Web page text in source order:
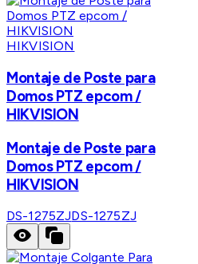
HIKVISION
Montaje de Poste para
Domos PTZ epcom /
HIKVISION
Montaje de Poste para
Domos PTZ epcom /
HIKVISION
DS-1275ZJDS-1275ZJ